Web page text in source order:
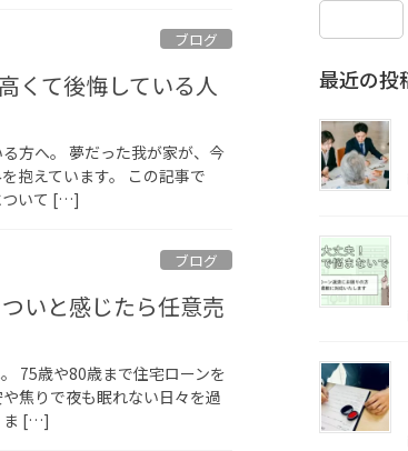
ブログ
くて後悔している人
方へ。 夢だった我が家が、今
抱えています。 この記事で
ついて […]
ブログ
いと感じたら任意売
75歳や80歳まで住宅ローンを
焦りで夜も眠れない日々を過
ま […]
最近の投